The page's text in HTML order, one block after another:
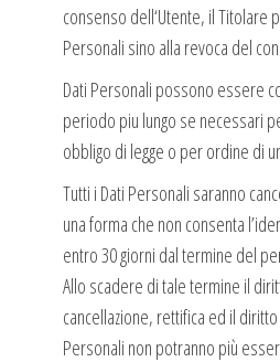
consenso dell‘Utente, il Titolare
Personali sino alla revoca del
Dati Personali possono essere
periodo piu lungo se necessari
obbligo di legge o per ordine di
Tutti i Dati Personali saranno
una forma che non consenta
entro 30 giorni dal termine del
Allo scadere di tale termine il
cancellazione, rettifica ed il
Personali non potranno più